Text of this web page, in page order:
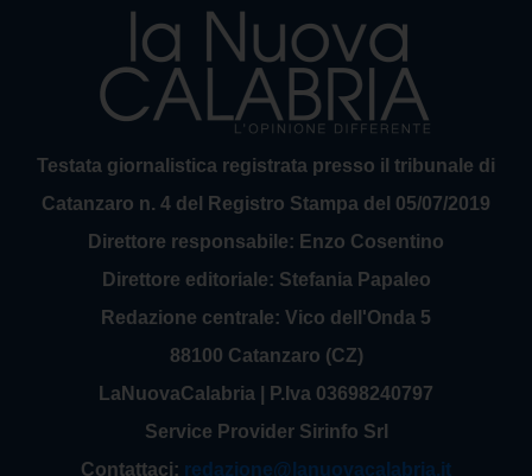
Testata giornalistica registrata presso il tribunale di
Catanzaro n. 4 del Registro Stampa del 05/07/2019
Direttore responsabile: Enzo Cosentino
Direttore editoriale: Stefania Papaleo
Redazione centrale: Vico dell'Onda 5
88100 Catanzaro (CZ)
LaNuovaCalabria | P.Iva 03698240797
Service Provider Sirinfo Srl
Contattaci: redazione@lanuovacalabria.it